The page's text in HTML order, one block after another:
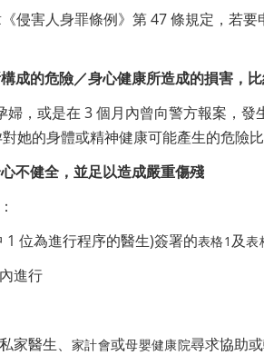
侵害人身罪條例》第 47 條規定，若
成的危險／身心健康所造成的損害，
婦，或是在 3 個月內曾向警方報案，
她的身體或精神健康可能產生的危險比
不健全，並足以造成嚴重傷殘
位為進行程序的醫生)簽署的表格1 及表
進行
家醫生、 家計會或母嬰健康院尋求協助